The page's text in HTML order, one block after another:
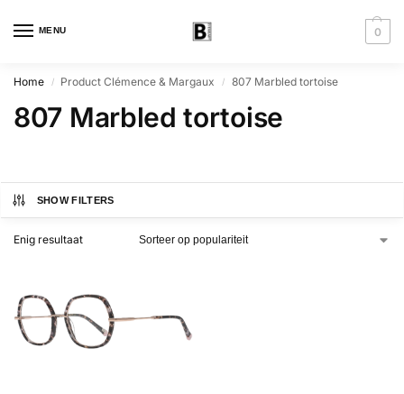
MENU 0
Home / Product Clémence & Margaux / 807 Marbled tortoise
807 Marbled tortoise
SHOW FILTERS
Enig resultaat